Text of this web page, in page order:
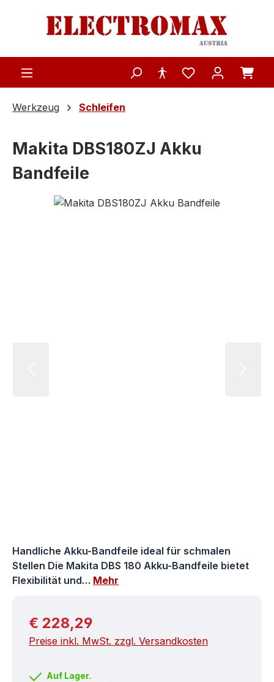
Zum Hauptinhalt springen
Werkzeug Schleifen
Makita DBS180ZJ Akku
Bandfeile
Bildergalerie überspringen
Handliche Akku-Bandfeile ideal für schmalen
Stellen Die Makita DBS 180 Akku-Bandfeile bietet
Flexibilität und… Mehr
Regulärer Preis:
€ 228,29
Preise inkl. MwSt. zzgl. Versandkosten
Auf Lager.